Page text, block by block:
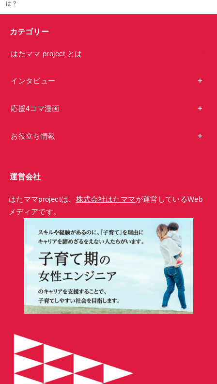
は？
カテゴリー
はたママ project とは
インタビュー
応援4コマ漫画
お役立ち情報
運営会社
はたママprojectは、 株式会社はたママが運営しているWeb
メディアです。